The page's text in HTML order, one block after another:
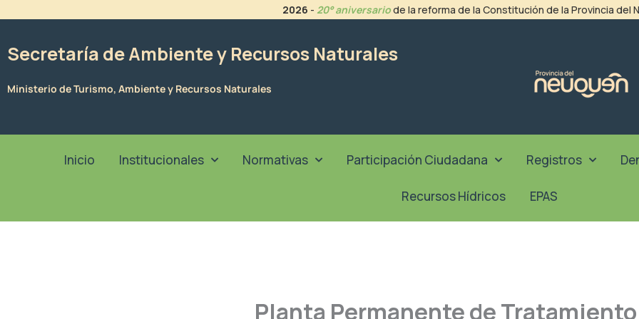
2026 - 20° aniversariode la reforma de la Constitución de la Provincia del
Secretaría de Ambiente y Recursos Naturales
Ministerio de Turismo, Ambiente y Recursos Naturales
Inicio Institucionales Normativas Participación Ciudadana Registros
Recursos Hídricos EPAS
Planta Permanente de